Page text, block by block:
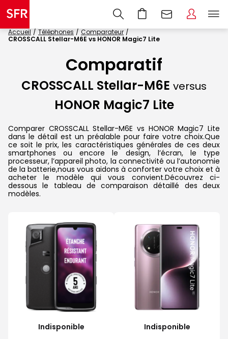
Accueil Téléphones
Comparateur
CROSSCALL Stellar-M6E vs HONOR Magic7 Lite
Comparatif
CROSSCALL Stellar-M6E versus
HONOR Magic7 Lite
Comparer CROSSCALL Stellar-M6E vs HONOR Magic7 Lite
dans le détail est un préalable pour faire votre choix.Que
ce soit le prix, les caractéristiques générales de ces deux
smartphones ou encore le design, l’écran, le type
processeur, l’appareil photo, la connectivité ou l’autonomie
de la batterie,nous vous aidons à conforter votre choix et à
acheter le modèle qui vous convient.Découvrez ci-
dessous le tableau de comparaison détaillé des deux
modèles.
Indisponible
Indisponible